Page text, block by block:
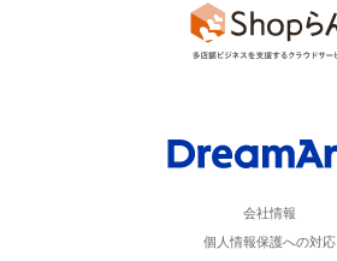
会社情報
個人情報保護への対応